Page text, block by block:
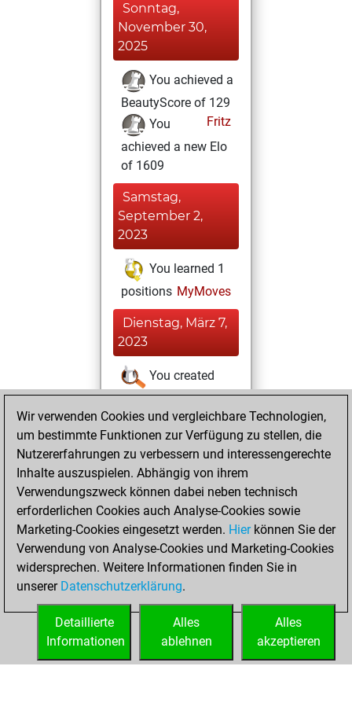
Sonntag,
November 30,
2025
You achieved a
BeautyScore of 129
Fritz
You
achieved a new Elo
of 1609
Samstag,
September 2,
2023
You learned 1
positions MyMoves
Dienstag, März 7,
2023
You created
your Studies account
Studies
Dienstag,
Juli 6, 2021
You won
against Fritz
Fritz
Samstag, Juni 12,
2021
You created
your Fritz account
Wir verwenden Cookies und vergleichbare Technologien,
um bestimmte Funktionen zur Verfügung zu stellen, die
Nutzererfahrungen zu verbessern und interessengerechte
Inhalte auszuspielen. Abhängig von ihrem
Verwendungszweck können dabei neben technisch
erforderlichen Cookies auch Analyse-Cookies sowie
Marketing-Cookies eingesetzt werden. Hierkönnen Sie der
Verwendung von Analyse-Cookies und Marketing-Cookies
widersprechen. Weitere Informationen finden Sie in
unserer Datenschutzerklärung.
Alles
akzeptieren
Alles
ablehnen
Detaillierte
Informationen